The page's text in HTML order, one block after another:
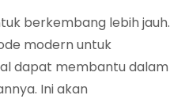
berkembang lebih jauh.
modern untuk
dapat membantu dalam
Ini akan